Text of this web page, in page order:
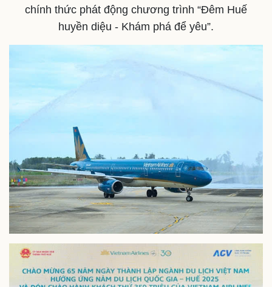
chính thức phát động chương trình “Đêm Huế
huyền diệu - Khám phá để yêu”.